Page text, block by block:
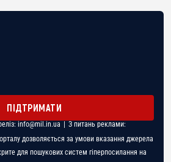
ПІДТРИМАТИ
info@mil.in.ua | З питань реклами:
дозволяється за умови вказання джерела
для пошукових систем гіперпосилання на